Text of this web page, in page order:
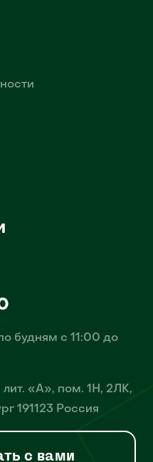
будням с 11:00 до
«А», пом. 1Н, 2ЛК,
191123 Россия
с вами